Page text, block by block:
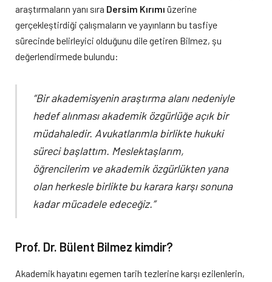
araştırmaların yanı sıra Dersim Kırımı üzerine
gerçekleştirdiği çalışmaların ve yayınların bu tasfiye
sürecinde belirleyici olduğunu dile getiren Bilmez, şu
değerlendirmede bulundu:
“Bir akademisyenin araştırma alanı nedeniyle
hedef alınması akademik özgürlüğe açık bir
müdahaledir. Avukatlarımla birlikte hukuki
süreci başlattım. Meslektaşlarım,
öğrencilerim ve akademik özgürlükten yana
olan herkesle birlikte bu karara karşı sonuna
kadar mücadele edeceğiz.”
Prof. Dr. Bülent Bilmez kimdir?
Akademik hayatını egemen tarih tezlerine karşı ezilenlerin,